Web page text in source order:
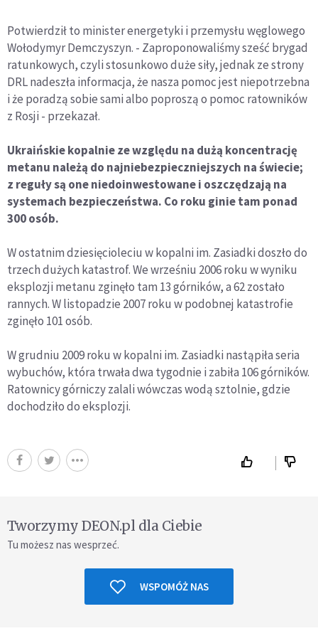
Potwierdził to minister energetyki i przemysłu węglowego
Wołodymyr Demczyszyn. - Zaproponowaliśmy sześć brygad
ratunkowych, czyli stosunkowo duże siły, jednak ze strony
DRL nadeszła informacja, że nasza pomoc jest niepotrzebna
i że poradzą sobie sami albo poproszą o pomoc ratowników
z Rosji - przekazał.
Ukraińskie kopalnie ze względu na dużą koncentrację
metanu należą do najniebezpieczniejszych na świecie;
z reguły są one niedoinwestowane i oszczędzają na
systemach bezpieczeństwa. Co roku ginie tam ponad
300 osób.
W ostatnim dziesięcioleciu w kopalni im. Zasiadki doszło do
trzech dużych katastrof. We wrześniu 2006 roku w wyniku
eksplozji metanu zginęło tam 13 górników, a 62 zostało
rannych. W listopadzie 2007 roku w podobnej katastrofie
zginęło 101 osób.
W grudniu 2009 roku w kopalni im. Zasiadki nastąpiła seria
wybuchów, która trwała dwa tygodnie i zabiła 106 górników.
Ratownicy górniczy zalali wówczas wodą sztolnie, gdzie
dochodziło do eksplozji.
Tworzymy DEON.pl dla Ciebie
Tu możesz nas wesprzeć.
WSPOMÓŻ NAS